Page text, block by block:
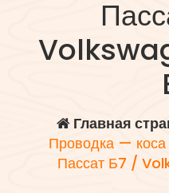
Главная
Проводка — коса
Пассат Б7 /